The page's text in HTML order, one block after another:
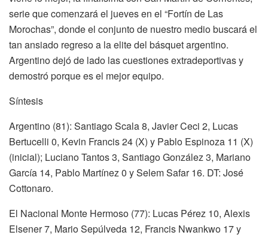
serie que comenzará el jueves en el “Fortín de Las
Morochas”, donde el conjunto de nuestro medio buscará el
tan ansiado regreso a la elite del básquet argentino.
Argentino dejó de lado las cuestiones extradeportivas y
demostró porque es el mejor equipo.
Síntesis
Argentino (81): Santiago Scala 8, Javier Ceci 2, Lucas
Bertucelli 0, Kevin Francis 24 (X) y Pablo Espinoza 11 (X)
(inicial); Luciano Tantos 3, Santiago González 3, Mariano
García 14, Pablo Martínez 0 y Selem Safar 16. DT: José
Cottonaro.
El Nacional Monte Hermoso (77): Lucas Pérez 10, Alexis
Elsener 7, Mario Sepúlveda 12, Francis Nwankwo 17 y